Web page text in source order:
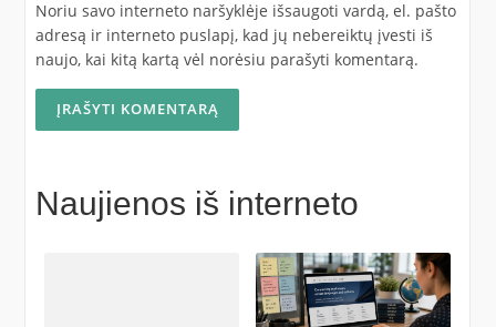
Noriu savo interneto naršyklėje išsaugoti vardą, el. pašto
adresą ir interneto puslapį, kad jų nebereiktų įvesti iš
naujo, kai kitą kartą vėl norėsiu parašyti komentarą.
Naujienos iš interneto